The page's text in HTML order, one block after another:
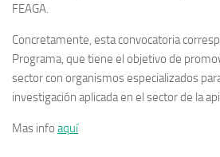
FEAGA.
Concretamente, esta convocatoria
Programa, que tiene el objetivo de
sector con organismos especializados
investigación aplicada en el sector de la
Mas info aquí